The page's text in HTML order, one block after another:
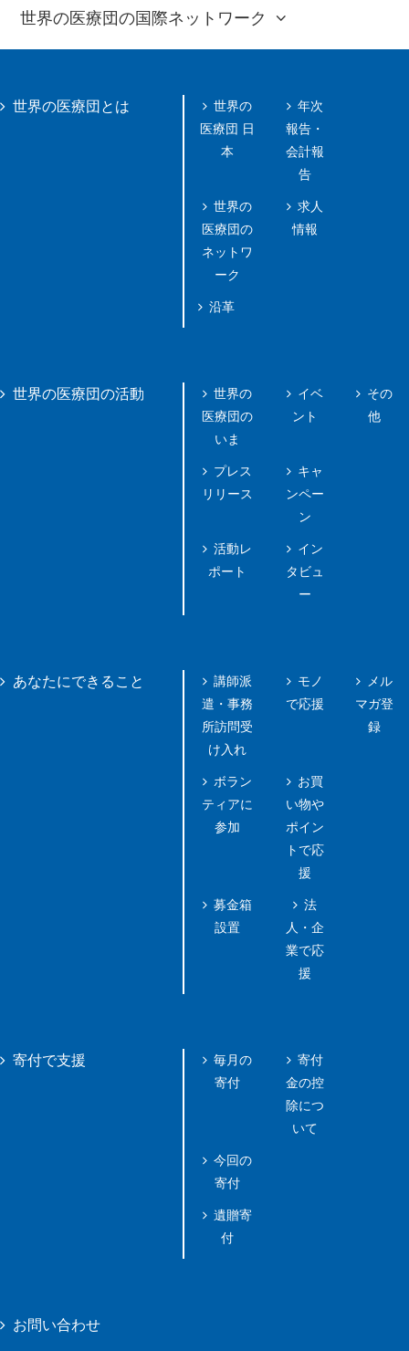
世界の医療団の国際ネットワーク
世界の医療団とは
世界の
医療団 日
本
世界の
医療団の
ネットワ
ーク
沿革
年次
報告・
会計報
告
求人
情報
世界の医療団の活動
世界の
医療団の
いま
プレス
リリース
活動レ
ポート
イベ
ント
キャ
ンペー
ン
イン
タビュ
ー
その
他
あなたにできること
講師派
遣・事務
所訪問受
け入れ
ボラン
ティアに
参加
募金箱
設置
モノ
で応援
お買
い物や
ポイン
トで応
援
法
人・企
業で応
援
メル
マガ登
録
寄付で支援
毎月の
寄付
今回の
寄付
遺贈寄
付
寄付
金の控
除につ
いて
お問い合わせ